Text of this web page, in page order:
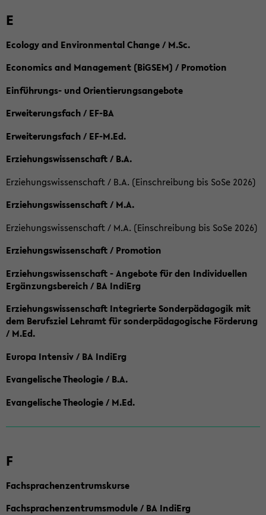
E
Ecology and Environmental Change / M.Sc.
Economics and Management (BiGSEM) / Promotion
Einführungs- und Orientierungsangebote
Erweiterungsfach / EF-BA
Erweiterungsfach / EF-M.Ed.
Erziehungswissenschaft / B.A.
Erziehungswissenschaft / B.A. (Einschreibung bis SoSe 2026)
Erziehungswissenschaft / M.A.
Erziehungswissenschaft / M.A. (Einschreibung bis SoSe 2026)
Erziehungswissenschaft / Promotion
Erziehungswissenschaft - Angebote für den Individuellen
Ergänzungsbereich / BA IndiErg
Erziehungswissenschaft Integrierte Sonderpädagogik mit
dem Berufsziel Lehramt für sonderpädagogische Förderung
/ M.Ed.
Europa Intensiv / BA IndiErg
Evangelische Theologie / B.A.
Evangelische Theologie / M.Ed.
F
Fachsprachenzentrumskurse
Fachsprachenzentrumsmodule / BA IndiErg